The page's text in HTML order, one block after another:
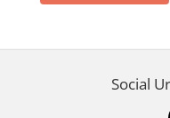
Social